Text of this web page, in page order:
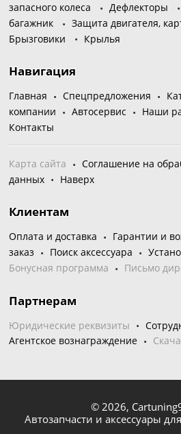
запасного колеса
Дефлекторы
багажник
Защита двигателя,
Брызговики
Крылья
Навигация
Главная Спецпредложения
компании
Автосервис Наши
Контакты
Карта сайта
Соглашение на
данных
Наверх
Клиентам
Оплата и доставка Гарантии и
заказ
Поиск аксессуара
Бонусная программа
Письмо
Партнерам
Юридические реквизиты
Агентское вознаграждение
© 2026,
Автозапчасти и аксессуары